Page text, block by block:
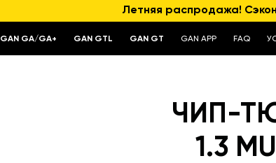
Летняя распродажа!
GAN GA/GA+ GAN GTL GAN GT GAN APP FAQ
ЧИП-
1.3